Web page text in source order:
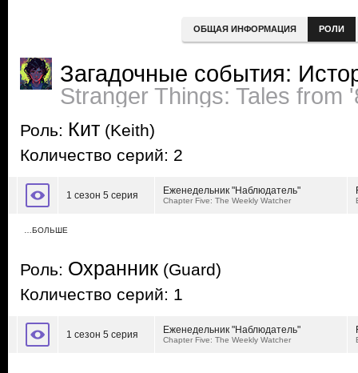
ОБЩАЯ ИНФОРМАЦИЯ РОЛИ
Загадочные события:
Stranger Things: Tales from
Роль: Кит (Keith)
Количество серий: 2
1 сезон 5 серия Еженедельник "Наблюдатель"
Chapter Five: The Weekly Watcher
…БОЛЬШЕ
Роль: Охранник (Guard)
Количество серий: 1
1 сезон 5 серия Еженедельник "Наблюдатель"
Chapter Five: The Weekly Watcher